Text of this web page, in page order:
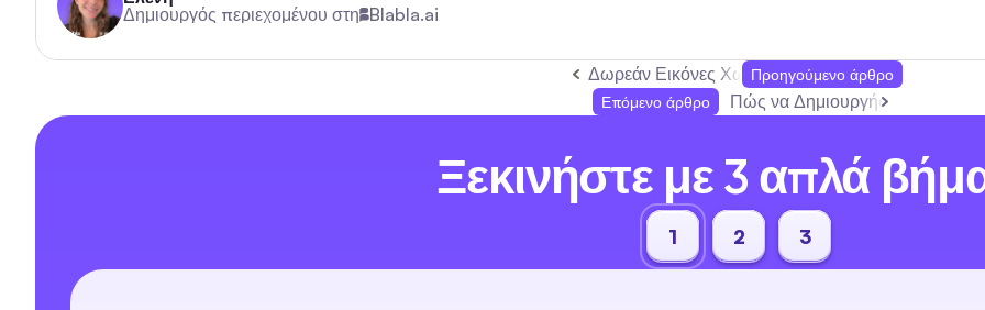
Δημιουργός περιεχομένου στη Blabla.ai
Δωρεάν Εικόνες Χωρίς Δικαιώματα:
Προηγούμενο άρθρο
Επόμενο άρθρο
Πώς να Δημιουργήσετε Φίλους
Ξεκινήστε με 3 απλά
1 2 3